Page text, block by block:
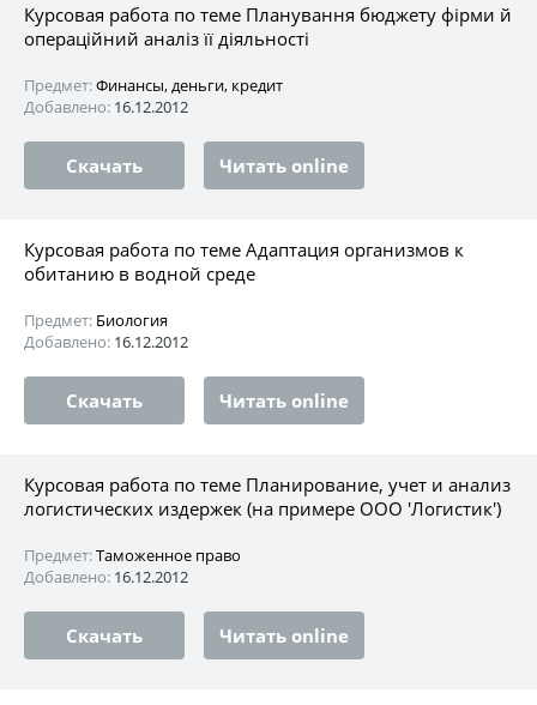
Курсовая работа по теме Планування бюджету фірми й
операційний аналіз її діяльності
Предмет:Финансы, деньги, кредит
Добавлено: 16.12.2012
Скачать Читать online
Курсовая работа по теме Адаптация организмов к
обитанию в водной среде
Предмет: Биология
Добавлено: 16.12.2012
Скачать Читать online
Курсовая работа по теме Планирование, учет и анализ
логистических издержек (на примере ООО 'Логистик')
Предмет:Таможенное право
Добавлено: 16.12.2012
Скачать Читать online